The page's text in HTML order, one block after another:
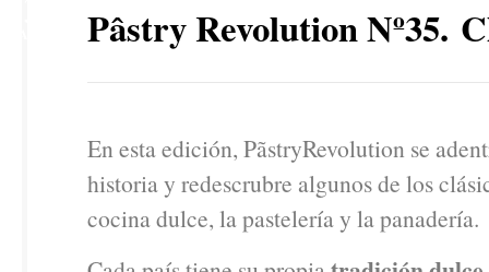
Pâstry Revolution Nº35.
En esta edición, PãstryRevolution se
historia y redescrubre algunos de los
cocina dulce, la pastelería y la panadería.